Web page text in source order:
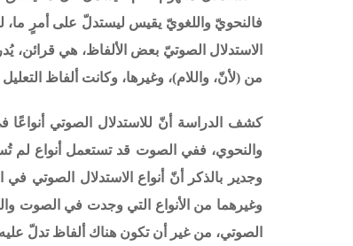
فالنحويّ واللغويّ يقيس ليستدلّ على أمرٍ ما،
الاستدلال الصوتيّ بعض الألفاظ، هي قرائن،
من (لأنّ، واللام)، وغيرها، وكانت ألفاظ
كشف الدراسة أنّ للاستدلال الصوتي أنواعًا
والنحوي، ففي الصوت قد تستعمل أنواع لم
وجدير بالذكر أنّ أنواع الاستدلال الصوتي
وغيرهما من الأنواع التي وجدت في الصوت
الصوتي، من غير أن تكون هناك ألفاظ تدلّ